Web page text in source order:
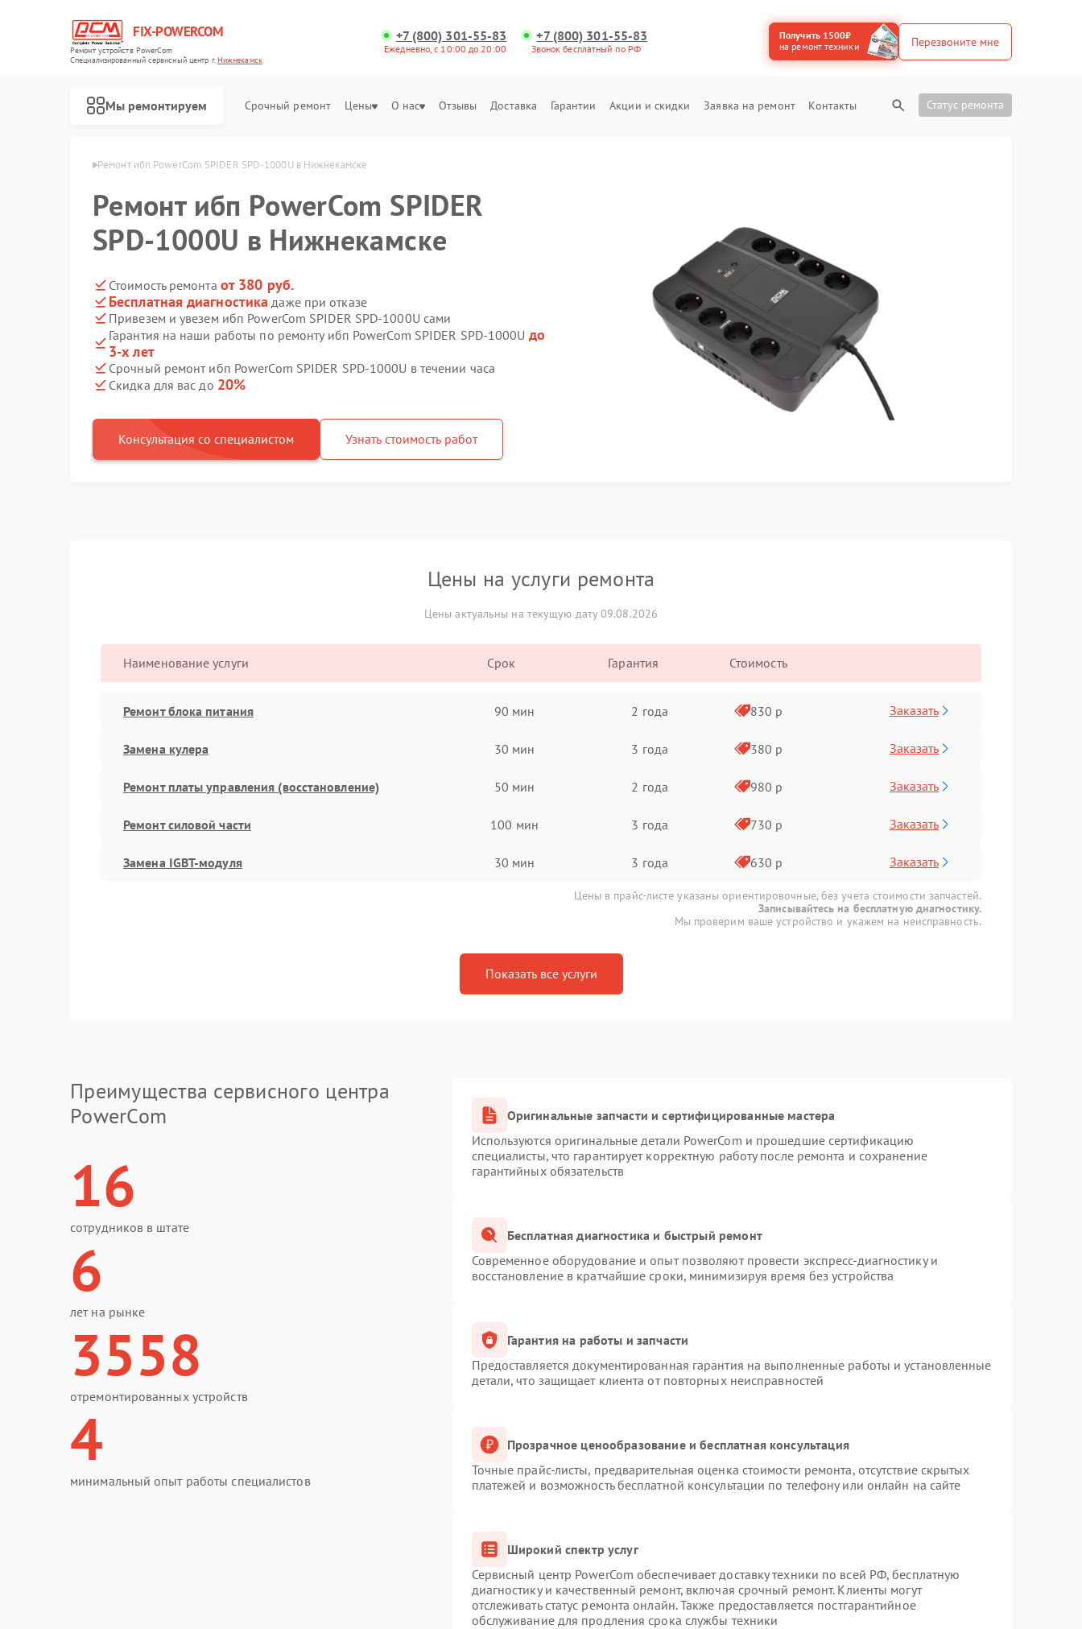
FIX-POWERCOM
Ремонт устройств PowerCom
Специализированный cервисный центр г.Нижнекамск
+7 (800) 301-55-83
Ежедневно, с 10:00 до 20:00
+7 (800) 301-55-83
Звонок бесплатный по РФ
Получить 1500₽
на ремонт техники
Перезвоните мне
Мы ремонтируем Срочный ремонт Цены О нас Отзывы Доставка Гарантии Акции и скидки Заявка на ремонт Контакты Статус ремонта
в Нижнекамске Ремонт ибп PowerCom SPIDER SPD-1000U в Нижнекамске
Ремонт ибп PowerCom SPIDER
SPD-1000U в Нижнекамске
Стоимость ремонта от 380 руб.
Бесплатная диагностика даже при отказе
Привезем и увезем ибп PowerCom SPIDER SPD-1000U сами
Гарантия на наши работы по ремонту ибп PowerCom SPIDER SPD-1000U до
3-х лет
Срочный ремонт ибп PowerCom SPIDER SPD-1000U в течении часа
Скидка для вас до 20%
Консультация со специалистом Узнать стоимость работ
Цены на услуги ремонта
Цены актуальны на текущую дату 09.08.2026
Наименование услуги Срок Гарантия Стоимость
Ремонт блока питания 90 мин 2 года 830 р Заказать
Замена кулера 30 мин 3 года 380 р Заказать
Ремонт платы управления (восстановление) 50 мин 2 года 980 р Заказать
Ремонт силовой части 100 мин 3 года 730 р Заказать
Замена IGBT-модуля 30 мин 3 года 630 р Заказать
Цены в прайс-листе указаны ориентировочные, без учета стоимости запчастей.
Записывайтесь на бесплатную диагностику.
Мы проверим ваше устройство и укажем на неисправность.
Показать все услуги
Преимущества сервисного центра
PowerCom
16
сотрудников в штате
6
лет на рынке
3558
отремонтированных устройств
4
минимальный опыт работы специалистов
Оригинальные запчасти и сертифицированные мастера
Используются оригинальные детали PowerCom и прошедшие сертификацию
специалисты, что гарантирует корректную работу после ремонта и сохранение
гарантийных обязательств
Бесплатная диагностика и быстрый ремонт
Современное оборудование и опыт позволяют провести экспресс-диагностику и
восстановление в кратчайшие сроки, минимизируя время без устройства
Гарантия на работы и запчасти
Предоставляется документированная гарантия на выполненные работы и установленные
детали, что защищает клиента от повторных неисправностей
Прозрачное ценообразование и бесплатная консультация
Точные прайс-листы, предварительная оценка стоимости ремонта, отсутствие скрытых
платежей и возможность бесплатной консультации по телефону или онлайн на сайте
Широкий спектр услуг
Сервисный центр PowerCom обеспечивает доставку техники по всей РФ, бесплатную
диагностику и качественный ремонт, включая срочный ремонт. Клиенты могут
отслеживать статус ремонта онлайн. Также предоставляется постгарантийное
обслуживание для продления срока службы техники